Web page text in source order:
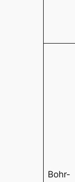
Bohr-